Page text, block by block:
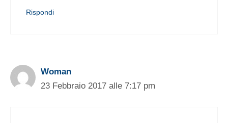
Rispondi
Woman
23 Febbraio 2017 alle 7:17 pm